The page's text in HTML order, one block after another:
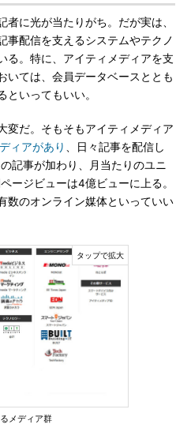
に光が当たりがち。だが実は、
事配信を支えるシステムやテクノ
る。特に、アイティメディアを支
いては、会員データベースととも
といってもいい。
だ。そもそもアイティメディア
ィアがあり
、日々記事を配信し
記事が加わり、月当たりのユニ
ージビューは4億ビューに上る。
数のオンライン媒体といっていい
メディア群